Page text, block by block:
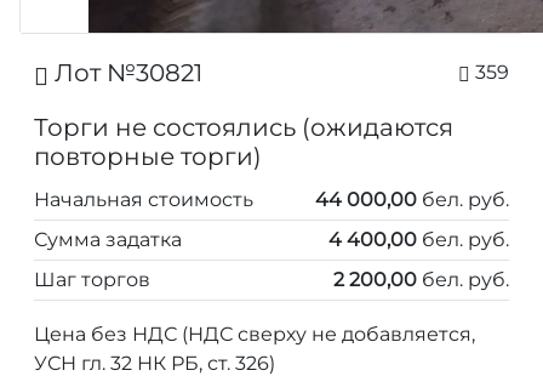
Лот №30821 359
Торги не состоялись (ожидаются
повторные торги)
Начальная стоимость 44 000,00 бел. руб.
Сумма задатка
4 400,00 бел. руб.
Шаг торгов
2 200,00 бел. руб.
Цена без НДС (НДС сверху не добавляется,
УСН гл. 32 НК РБ, ст. 326)